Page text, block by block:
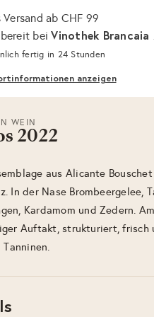
Versand ab CHF 99
beiVinothek Brancaia
fertig in 24 Stunden
anzeigen
WEIN
2022
aus Alicante
In der Nase Brombeergelee,
Kardamom und Zedern.
Auftakt, strukturiert, frisch